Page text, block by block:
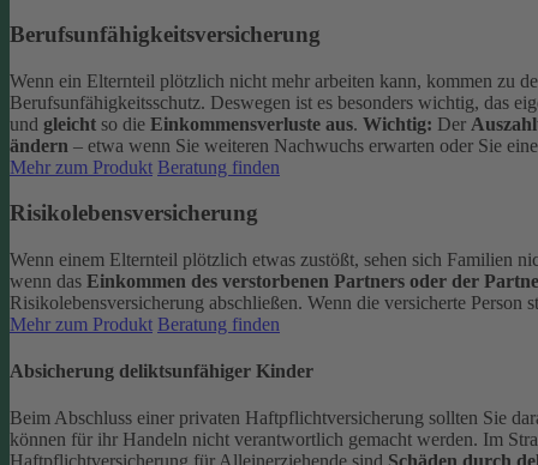
Berufsunfähigkeitsversicherung
Wenn ein Elternteil plötzlich nicht mehr arbeiten kann, kommen zu
Berufsunfähigkeitsschutz. Deswegen ist es besonders wichtig, das
und gleicht so die Einkommensverluste aus. Wichtig: Der
ändern – etwa wenn Sie weiteren Nachwuchs erwarten oder Sie
Mehr zum Produkt Beratung finden
Risikolebensversicherung
Wenn einem Elternteil plötzlich etwas zustößt, sehen sich Familien
wenn das Einkommen des verstorbenen Partners oder der
Risikolebensversicherung abschließen. Wenn die versicherte Person
Mehr zum Produkt Beratung finden
Absicherung deliktsunfähiger Kinder
Beim Abschluss einer privaten Haftpflichtversicherung sollten Sie
können für ihr Handeln nicht verantwortlich gemacht werden. Im